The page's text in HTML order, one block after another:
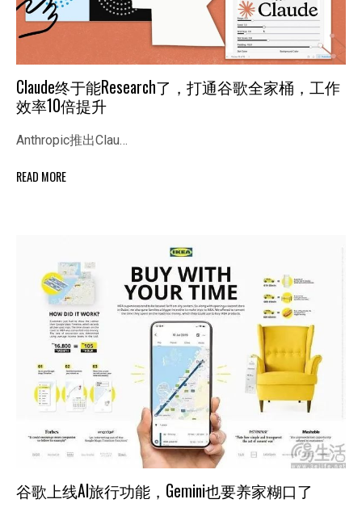
Claude终于能Research了，打通谷歌全家桶，工作
效率10倍提升
Anthropic推出Clau…
READ MORE
谷歌上线AI旅行功能，Gemini也要养家糊口了